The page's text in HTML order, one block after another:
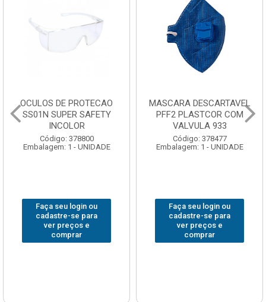
OCULOS DE PROTECAO
SS01N SUPER SAFETY
INCOLOR
Código: 378800
Embalagem: 1 - UNIDADE
Faça seu login ou
cadastre-se para
ver preços e
comprar
MASCARA DESCARTAVEL
PFF2 PLASTCOR COM
VALVULA 933
Código: 378477
Embalagem: 1 - UNIDADE
Faça seu login ou
cadastre-se para
ver preços e
comprar